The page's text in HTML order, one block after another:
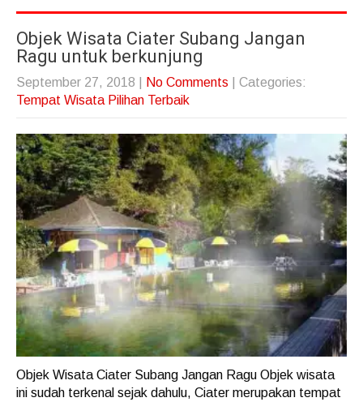
Objek Wisata Ciater Subang Jangan
Ragu untuk berkunjung
September 27, 2018 No Comments
| Categories:
Tempat Wisata Pilihan Terbaik
Objek Wisata Ciater Subang Jangan Ragu Objek wisata
ini sudah terkenal sejak dahulu, Ciater merupakan tempat